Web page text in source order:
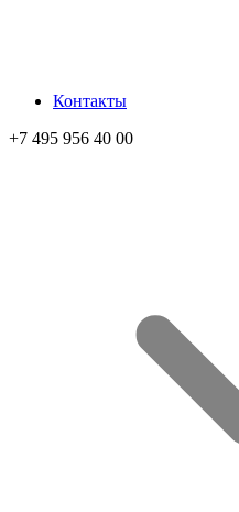
Контакты
+7 495 956 40 00